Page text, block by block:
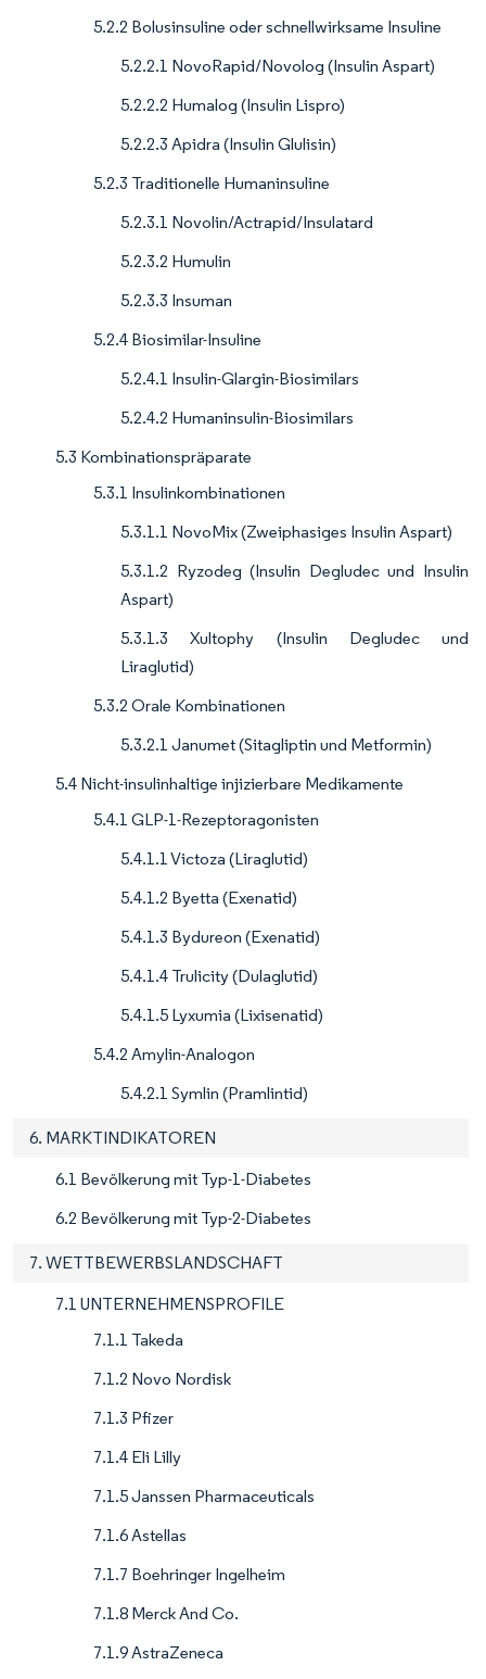
5.2.2 Bolusinsuline oder schnellwirksame Insuline
5.2.2.1 NovoRapid/Novolog (Insulin Aspart)
5.2.2.2 Humalog (Insulin Lispro)
5.2.2.3 Apidra (Insulin Glulisin)
5.2.3 Traditionelle Humaninsuline
5.2.3.1 Novolin/Actrapid/Insulatard
5.2.3.2 Humulin
5.2.3.3 Insuman
5.2.4 Biosimilar-Insuline
5.2.4.1 Insulin-Glargin-Biosimilars
5.2.4.2 Humaninsulin-Biosimilars
5.3 Kombinationspräparate
5.3.1 Insulinkombinationen
5.3.1.1 NovoMix (Zweiphasiges Insulin Aspart)
5.3.1.2 Ryzodeg (Insulin Degludec und Insulin
Aspart)
5.3.1.3 Xultophy (Insulin Degludec und
Liraglutid)
5.3.2 Orale Kombinationen
5.3.2.1 Janumet (Sitagliptin und Metformin)
5.4 Nicht-insulinhaltige injizierbare Medikamente
5.4.1 GLP-1-Rezeptoragonisten
5.4.1.1 Victoza (Liraglutid)
5.4.1.2 Byetta (Exenatid)
5.4.1.3 Bydureon (Exenatid)
5.4.1.4 Trulicity (Dulaglutid)
5.4.1.5 Lyxumia (Lixisenatid)
5.4.2 Amylin-Analogon
5.4.2.1 Symlin (Pramlintid)
6. MARKTINDIKATOREN
6.1 Bevölkerung mit Typ-1-Diabetes
6.2 Bevölkerung mit Typ-2-Diabetes
7. WETTBEWERBSLANDSCHAFT
7.1 UNTERNEHMENSPROFILE
7.1.1 Takeda
7.1.2 Novo Nordisk
7.1.3 Pfizer
7.1.4 Eli Lilly
7.1.5 Janssen Pharmaceuticals
7.1.6 Astellas
7.1.7 Boehringer Ingelheim
7.1.8 Merck And Co.
7.1.9 AstraZeneca